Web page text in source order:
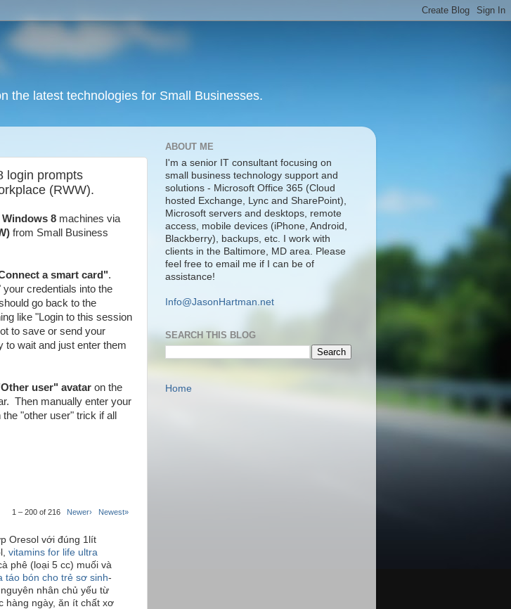
the latest technologies for Small Businesses.
login prompts
(RWW).
Windows 8 machines via
from Small Business
a smart card".
credentials into the
go back to the
like "Login to this session
to save or send your
to wait and just enter them
user" avatar on the
Then manually enter your
"other user" trick if all
1 – 200 of 216 Newer› Newest»
Oresol với đúng 1lít
vitamins for life ultra
phê (loại 5 cc) muối và
táo bón cho trẻ sơ sinh-
nhân chủ yếu từ
hàng ngày, ăn ít chất xơ
ABOUT ME
I'm a senior IT consultant focusing on
small business technology support and
solutions - Microsoft Office 365 (Cloud
hosted Exchange, Lync and SharePoint),
Microsoft servers and desktops, remote
access, mobile devices (iPhone, Android,
Blackberry), backups, etc. I work with
clients in the Baltimore, MD area. Please
feel free to email me if I can be of
assistance!
Info@JasonHartman.net
SEARCH THIS BLOG
Home